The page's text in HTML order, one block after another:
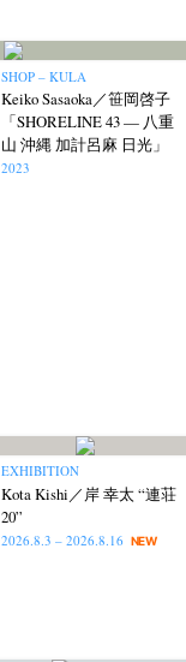
SHOP – KULA
Keiko Sasaoka／笹岡啓子
「SHORELINE 43 — 八重
山 沖縄 加計呂麻 日光」
2023
EXHIBITION
Kota Kishi／岸 幸太 “連荘
20”
2026.8.3 – 2026.8.16 NEW